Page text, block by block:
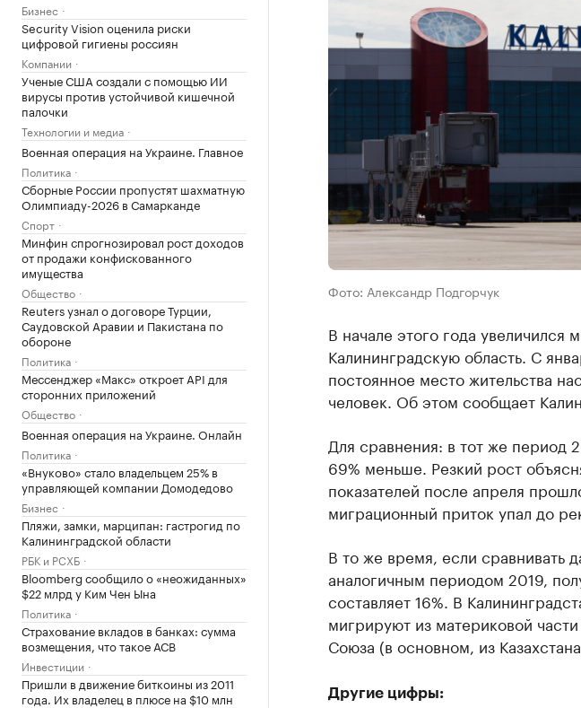
Бизнес
Security Vision оценила риски
цифровой гигиены россиян
Компании
Ученые США создали с помощью ИИ
вирусы против устойчивой кишечной
палочки
Технологии и медиа
Военная операция на Украине. Главное
Политика
Сборные России пропустят шахматную
Олимпиаду-2026 в Самарканде
Спорт
Минфин спрогнозировал рост доходов
от продажи конфискованного
имущества
Общество
Reuters узнал о договоре Турции,
Саудовской Аравии и Пакистана по
обороне
Политика
Мессенджер «Макс» откроет API для
сторонних приложений
Общество
Военная операция на Украине. Онлайн
Политика
«Внуково» стало владельцем 25% в
управляющей компании Домодедово
Бизнес
Пляжи, замки, марципан: гастрогид по
Калининградской области
РБК и РСХБ
Bloomberg сообщило о «неожиданных»
$22 млрд у Ким Чен Ына
Политика
Страхование вкладов в банках: сумма
возмещения, что такое АСВ
Инвестиции
Пришли в движение биткоины из 2011
года. Их владелец в плюсе на $10 млн
Фото: Александр Подгорчук
В начале этого года увеличился
Калининградскую область. С
постоянное место жительства
человек. Об этом сообщает
Для сравнения: в тот же период
69% меньше. Резкий рост
показателей после апреля
миграционный приток упал до
В то же время, если сравнивать
аналогичным периодом 2019,
составляет 16%. В
мигрируют из материковой
Союза (в основном, из
Другие цифры: